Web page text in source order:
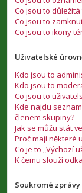
Co jsou to
Co jsou to
Co jsou to ikony
Uživatelské
Kdo jsou to
Kdo jsou to
Co jsou to
Kde najdu
členem skupiny?
Jak se můžu stát
Proč mají některé
Co je to „Výchozí
K čemu slouží
Soukromé zprávy